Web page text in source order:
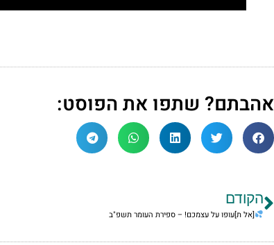
אהבתם? שתפו את הפוסט:
הקודם
[אל ת]עופו על עצמכם! – ספירת העומר תשפ"ב